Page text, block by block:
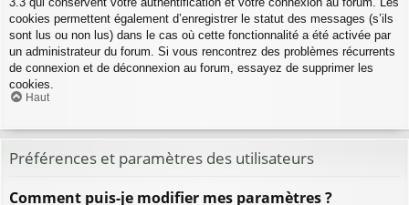
cookies permettent également d’enregistrer le statut des messages (s’ils
sont lus ou non lus) dans le cas où cette fonctionnalité a été activée par
un administrateur du forum. Si vous rencontrez des problèmes récurrents
de connexion et de déconnexion au forum, essayez de supprimer les
cookies.
Haut
Préférences et paramètres des utilisateurs
Comment puis-je modifier mes paramètres ?